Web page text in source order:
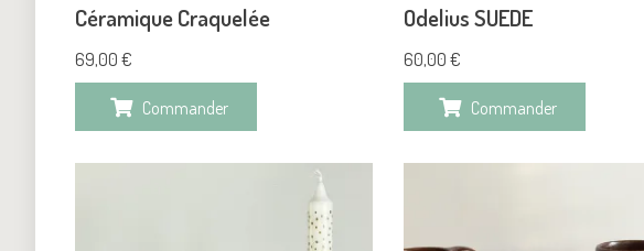
Céramique Craquelée
69,00 €
Commander
Odelius SUEDE
60,00€
Commander